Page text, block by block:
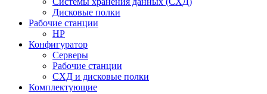
Дисковые полки
Рабочие станции
HP
Конфигуратор
Серверы
Рабочие станции
СХД и дисковые полки
Комплектующие